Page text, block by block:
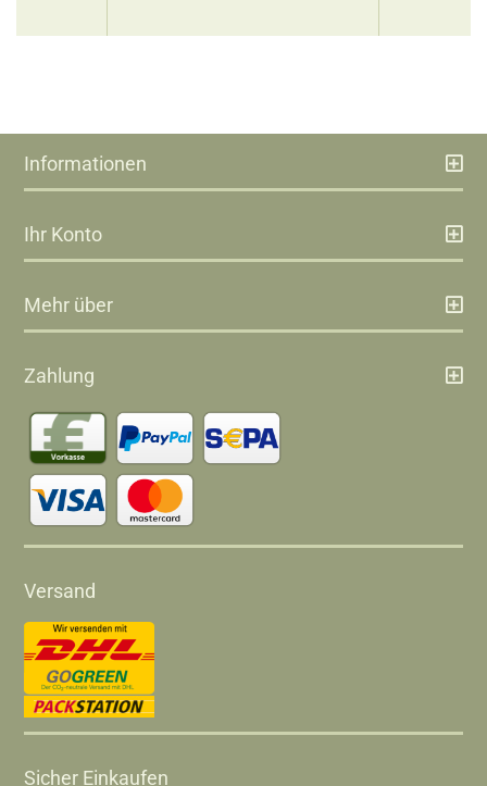
Informationen
Ihr Konto
Mehr über
Zahlung
Versand
Sicher Einkaufen